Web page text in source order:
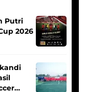
Putri
2026